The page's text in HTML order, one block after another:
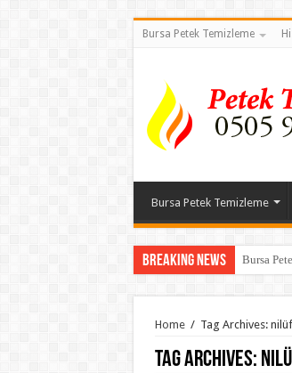
Bursa Petek Temizleme
Bursa Petek Temizleme
Breaking News Bursa
Bursa
Home / Tag Archives:
Tag Archives: